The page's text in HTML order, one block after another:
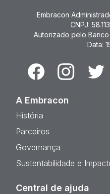
Embracon
CNPJ:
Autorizado pelo
Data:
FacebookInstagramTwitter
A Embracon
História
Parceiros
Governança
Sustentabilidade e
Central de ajuda